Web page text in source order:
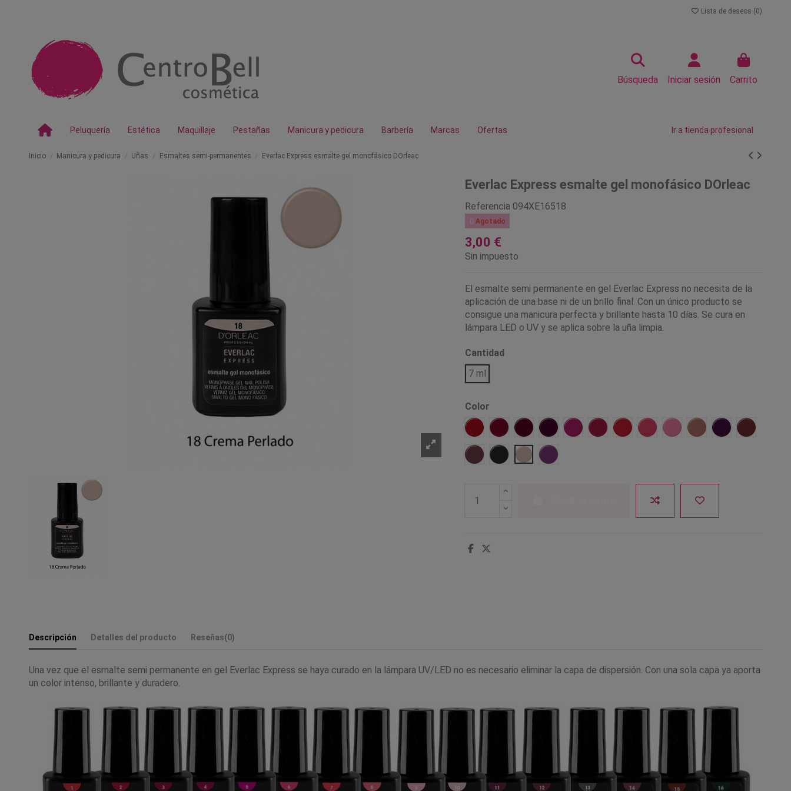
Lista de deseos (0)
Búsqueda Iniciar sesión Carrito
Peluquería Estética Maquillaje Pestañas Manicura y pedicura Barbería Marcas Ofertas Ir a tienda profesional
Inicio Manicura y pedicura Uñas Esmaltes semi-permanentes Everlac Express esmalte gel monofásico DOrleac
Everlac Express esmalte gel monofásico DOrleac
Referencia 094XE16518
Agotado
3,00 €
Sin impuesto
El esmalte semi permanente en gel Everlac Express no necesita de la
aplicación de una base ni de un brillo final. Con un único producto se
consigue una manicura perfecta y brillante hasta 10 días. Se cura en
lámpara LED o UV y se aplica sobre la uña limpia.
Cantidad
7 ml
Color
01 Rojo 02 Cereza03 Burdeos
04 Rubí 05 Fucsia06 Frambuesa
07 Rojo anaranjado
08 Coral perlado
09 Rosa nude10 Beige nude
11 Vino 12
14 Marsala17 Negro18 Crema perlado
19 Violeta
Descripción Detalles del producto Reseñas(0)
Una vez que el esmalte semi permanente en gel Everlac Express se haya curado en la lámpara UV/LED no es necesario eliminar la capa de dispersión. Con una sola capa ya aporta
un color intenso, brillante y duradero.